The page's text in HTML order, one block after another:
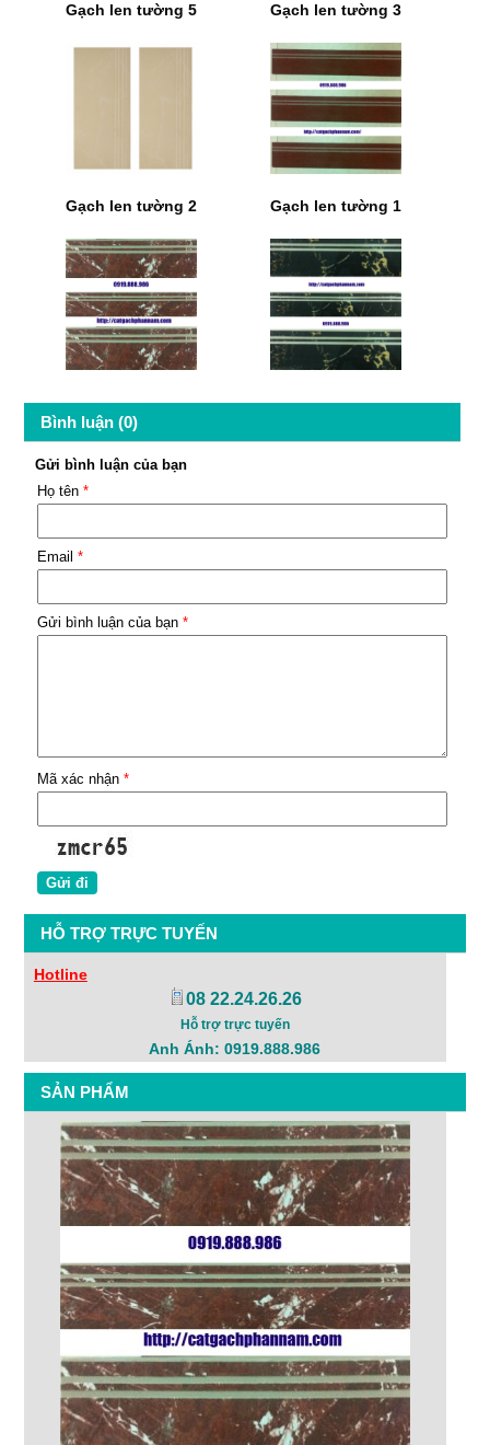
Gạch len tường 5 Gạch len tường 3
Gạch len tường 2 Gạch len tường 1
Bình luận (0)
Gửi bình luận của bạn
Họ tên *
Email *
Gửi bình luận của bạn *
Mã xác nhận *
HỖ TRỢ TRỰC TUYẾN
Hotline
08 22.24.26.26
Hỗ trợ trực tuyến
Anh Ánh: 0919.888.986
SẢN PHẨM